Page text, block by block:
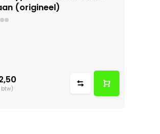
(origineel)
btw)